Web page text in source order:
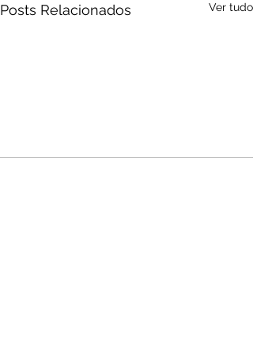
Posts Relacionados Ver tudo